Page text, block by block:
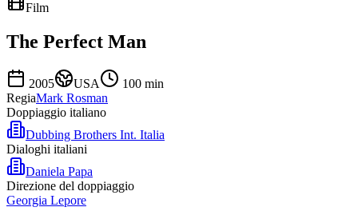
Film
The Perfect Man
2005 USA 100 min
RegiaMark Rosman
Doppiaggio italiano
Dubbing Brothers Int. Italia
Dialoghi italiani
Daniela Papa
Direzione del doppiaggio
Georgia Lepore